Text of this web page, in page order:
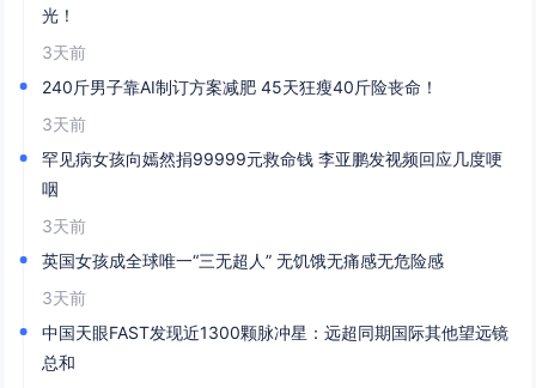
光！
3天前
240斤男子靠AI制订方案减肥 45天狂瘦40斤险丧命！
3天前
罕见病女孩向嫣然捐99999元救命钱 李亚鹏发视频回应几度哽
咽
3天前
英国女孩成全球唯一“三无超人” 无饥饿无痛感无危险感
3天前
中国天眼FAST发现近1300颗脉冲星：远超同期国际其他望远镜
总和